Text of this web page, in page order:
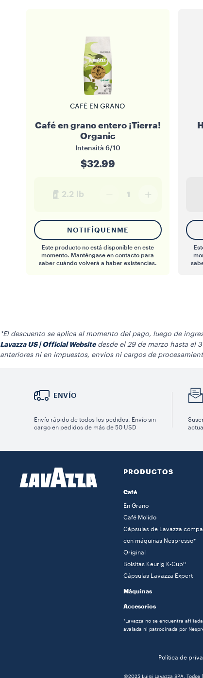
CAFÉ EN GRANO
Café en grano entero ¡Tierra!
Organic
Intensità 6/10
$32.99
2.2 lb 1
NOTIFÍQUENME
Este producto no está disponible en este
momento. Manténgase en contacto para
saber cuándo volverá a haber existencias.
*El descuento se aplica al momento del pago, luego de
Lavazza US | Official Websitedesde el 29 de marzo hasta el
anteriores ni en impuestos, envíos ni cargos de
ENVÍO
Envío rápido de todos los pedidos. Envío sin
cargo en pedidos de más de 50 USD
PRODUCTOS
Café
En Grano
Café Molido
Cápsulas de Lavazza
con máquinas Nespresso*
Original
Bolsitas Keurig K-Cup®
Cápsulas Lavazza Expert
Máquinas
Accesorios
*Lavazza no se encuentra
avalada ni patrocinada por
Política de
©2025 Luigi Lavazza SPA.